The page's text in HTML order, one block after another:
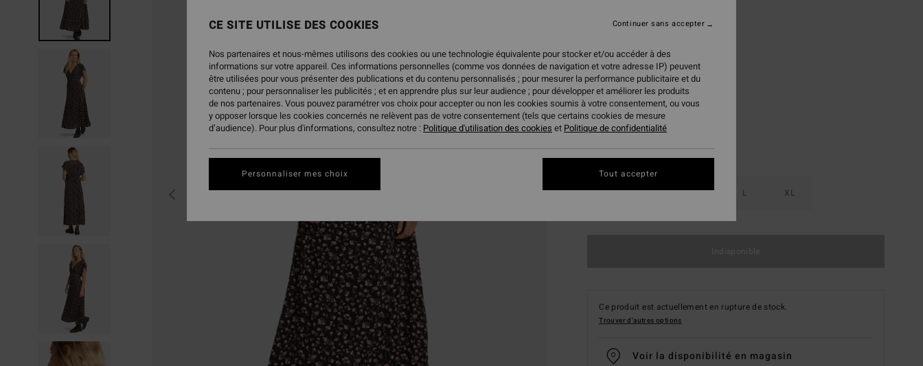
CouleurBlack Sands
XS S M L XL
Ce produit est actuellement en rupture de stock.
Trouver d'autres options
Voir la disponibilité en magasin
CE SITE UTILISE DES COOKIES
Nos partenaires et nous-mêmes utilisons des cookies ou une technologie équivalente pour stocker et/ou accéder à des
informations sur votre appareil. Ces informations personnelles (comme vos données de navigation et votre adresse IP) peuvent
être utilisées pour vous présenter des publications et du contenu personnalisés ; pour mesurer la performance publicitaire et du
contenu ; pour personnaliser les publicités ; et en apprendre plus sur leur audience ; pour développer et améliorer les produits
de nos partenaires. Vous pouvez paramétrer vos choix pour accepter ou non les cookies soumis à votre consentement, ou vous
y opposer lorsque les cookies concernés ne relèvent pas de votre consentement (tels que certains cookies de mesure
d’audience). Pour plus d'informations, consultez notre : Politique d'utilisation des cookies et Politique de confidentialité
Personnaliser mes choix
Continuer sans accepter
Tout accepter